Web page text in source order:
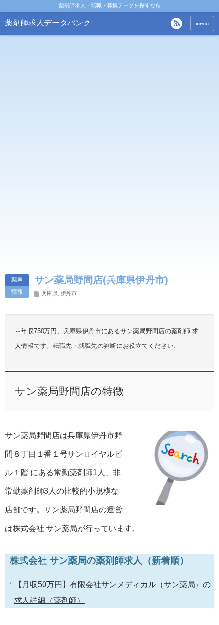
薬剤師求人・転職・募集データを探すなら
薬剤師求人データバンク menu
薬局
情報
サン薬局野間店(兵庫県伊丹市)
兵庫県 伊丹市
～年収750万円、兵庫県伊丹市にあるサン薬局野間店の薬剤師 求
人情報です。転職先・就職先の判断にお役立てください。
サン薬局野間店の特徴
サン薬局野間店は兵庫県伊丹市野
間８丁目１番１号サンロイヤルビ
ル１階 にある常勤薬剤師1人、非
常勤薬剤師3人の比較的小規模な
店舗です。サン薬局野間店の運営
は株式会社 サン薬局が行っています。
株式会社 サン薬局の薬剤師求人（新着順）
【月収50万円】有限会社サンメディカル（サン薬局）の
求人詳細（薬剤師）